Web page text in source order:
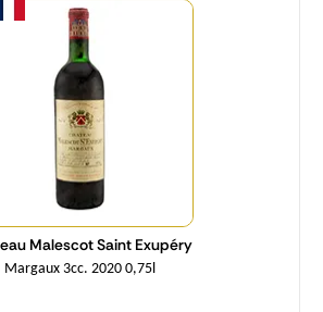
Malescot Saint Exupéry
Margaux 3cc. 2020 0,75l